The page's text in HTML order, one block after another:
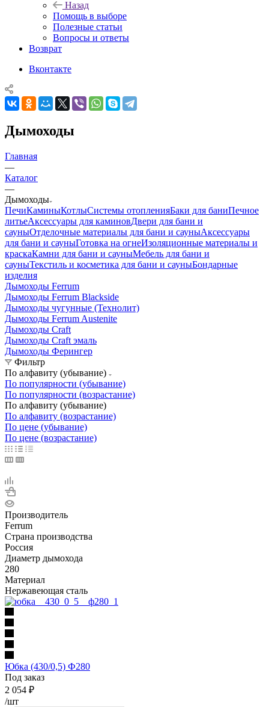
Назад
Помощь в выборе
Полезные статьи
Вопросы и ответы
Возврат
Вконтакте
Дымоходы
Главная
—
Каталог
—
Дымоходы
ПечиКаминыКотлыСистемы отопленияБаки для баниПечное
литьеАксессуары для каминовДвери для бани и
сауныОтделочные материалы для бани и сауныАксессуары
для бани и сауныГотовка на огнеИзоляционные материалы и
краскаКамни для бани и сауныМебель для бани и
сауныТекстиль и косметика для бани и сауныБондарные
изделия
Дымоходы Ferrum
Дымоходы Ferrum Blackside
Дымоходы чугунные (Технолит)
Дымоходы Ferrum Austenite
Дымоходы Craft
Дымоходы Craft эмаль
Дымоходы Ферингер
Фильтр
По алфавиту (убывание)
По популярности (убывание)
По популярности (возрастание)
По алфавиту (убывание)
По алфавиту (возрастание)
По цене (убывание)
По цене (возрастание)
Производитель
Ferrum
Страна производства
Россия
Диаметр дымохода
280
Материал
Нержавеющая сталь
Юбка (430/0,5) Ф280
Под заказ
2 054 ₽
/шт